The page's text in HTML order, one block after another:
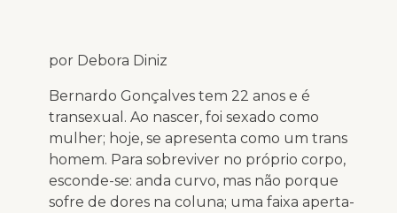
por Debora Diniz
Bernardo Gonçalves tem 22 anos e é
transexual. Ao nascer, foi sexado como
mulher; hoje, se apresenta como um trans
homem. Para sobreviver no próprio corpo,
esconde-se: anda curvo, mas não porque
sofre de dores na coluna; uma faixa aperta-